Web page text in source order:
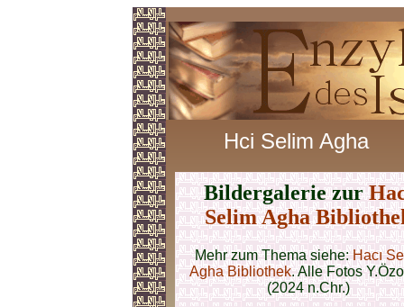
Hci Selim Agha
Bildergalerie zur
Selim Agha
Mehr zum Thema siehe:Hacı
Agha Bibliothek. Alle Fotos
(2024 n.Chr.)